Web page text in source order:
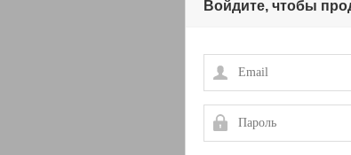
Войдите, чтобы
Email
Пароль